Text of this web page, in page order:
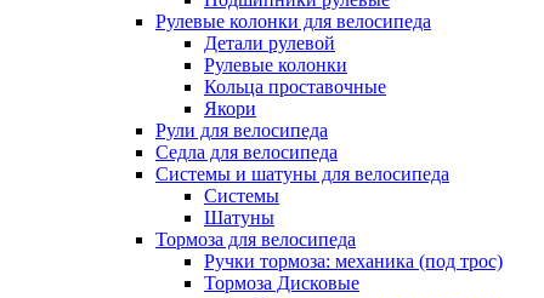
Рулевые колонки для велосипеда
Детали рулевой
Рулевые колонки
Кольца проставочные
Якори
Рули для велосипеда
Седла для велосипеда
Системы и шатуны для велосипеда
Системы
Шатуны
Тормоза для велосипеда
Ручки тормоза: механика (под трос)
Тормоза Дисковые